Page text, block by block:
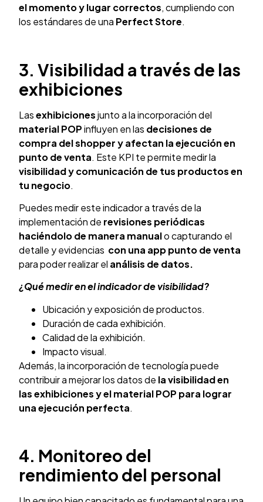
el momento y lugar correctos, cumpliendo con
los estándares de una Perfect Store.
3. Visibilidad a través de las
exhibiciones
Lasexhibicionesjunto a la incorporación del
material POPinfluyen en las decisiones de
compra del shopper y afectan la ejecución en
punto de venta. Este KPI te permite medir la
visibilidad y comunicación de tus productos en
tu negocio.
Puedes medir este indicador a través de la
implementación de revisiones periódicas
haciéndolo de manera manualo capturando el
detalle y evidencias con una app punto de venta
para poder realizar el análisis de datos.
¿Qué medir en el indicador de visibilidad?
Ubicación y exposición de productos.
Duración de cada exhibición.
Calidad de la exhibición.
Impacto visual.
Además, la incorporación de tecnología puede
contribuir a mejorar los datos de la visibilidad en
las exhibiciones y el material POP para lograr
una ejecución perfecta.
4. Monitoreo del
rendimiento del personal